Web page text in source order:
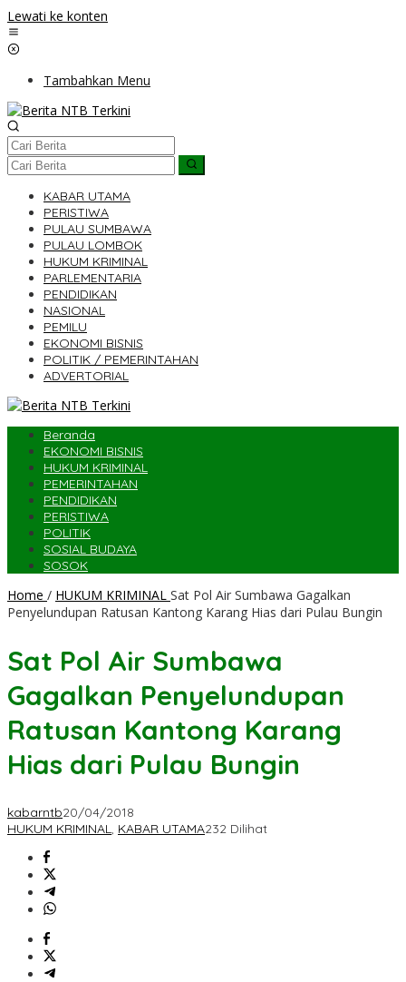
Lewati ke konten
Tambahkan Menu
KABAR UTAMA
PERISTIWA
PULAU SUMBAWA
PULAU LOMBOK
HUKUM KRIMINAL
PARLEMENTARIA
PENDIDIKAN
NASIONAL
PEMILU
EKONOMI BISNIS
POLITIK / PEMERINTAHAN
ADVERTORIAL
Beranda
EKONOMI BISNIS
HUKUM KRIMINAL
PEMERINTAHAN
PENDIDIKAN
PERISTIWA
POLITIK
SOSIAL BUDAYA
SOSOK
Home / HUKUM KRIMINAL Sat Pol Air Sumbawa Gagalkan
Penyelundupan Ratusan Kantong Karang Hias dari Pulau Bungin
Sat Pol Air Sumbawa
Gagalkan Penyelundupan
Ratusan Kantong Karang
Hias dari Pulau Bungin
kabarntb20/04/2018
HUKUM KRIMINAL, KABAR UTAMA232 Dilihat